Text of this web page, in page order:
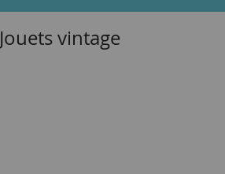
Jouets vintage